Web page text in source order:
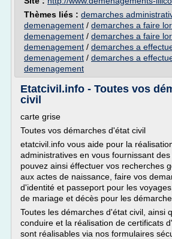
Thèmes liés : demarches
demenagement / demarches a faire
demenagement / demarches a faire
demenagement / demarches a
demenagement / demarches a
demenagement
Etatcivil.info - Toutes vos
civil
carte grise
Toutes vos démarches d'état civil
etatcivil.info vous aide pour la
administratives en vous fournissant
pouvez ainsi éffectuer vos recherches
aux actes de naissance, faire vos
d'identité et passeport pour les
de mariage et décès pour les
Toutes les démarches d'état civil, ainsi
conduire et la réalisation de certificats
sont réalisables via nos formulaires